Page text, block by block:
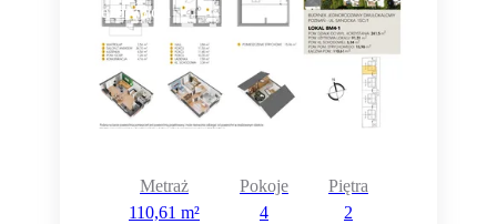
Rezerwacja
Metraż
110,61 m²
Pokoje
4
Piętra
2